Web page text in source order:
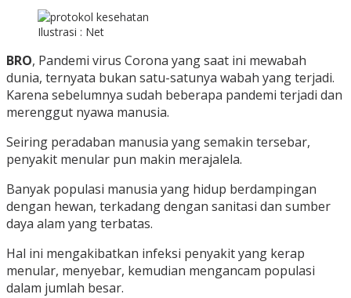
Ilustrasi : Net
BRO, Pandemi virus Corona yang saat ini mewabah
dunia, ternyata bukan satu-satunya wabah yang terjadi.
Karena sebelumnya sudah beberapa pandemi terjadi dan
merenggut nyawa manusia.
Seiring peradaban manusia yang semakin tersebar,
penyakit menular pun makin merajalela.
Banyak populasi manusia yang hidup berdampingan
dengan hewan, terkadang dengan sanitasi dan sumber
daya alam yang terbatas.
Hal ini mengakibatkan infeksi penyakit yang kerap
menular, menyebar, kemudian mengancam populasi
dalam jumlah besar.